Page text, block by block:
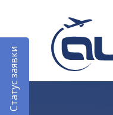
Статус заявки